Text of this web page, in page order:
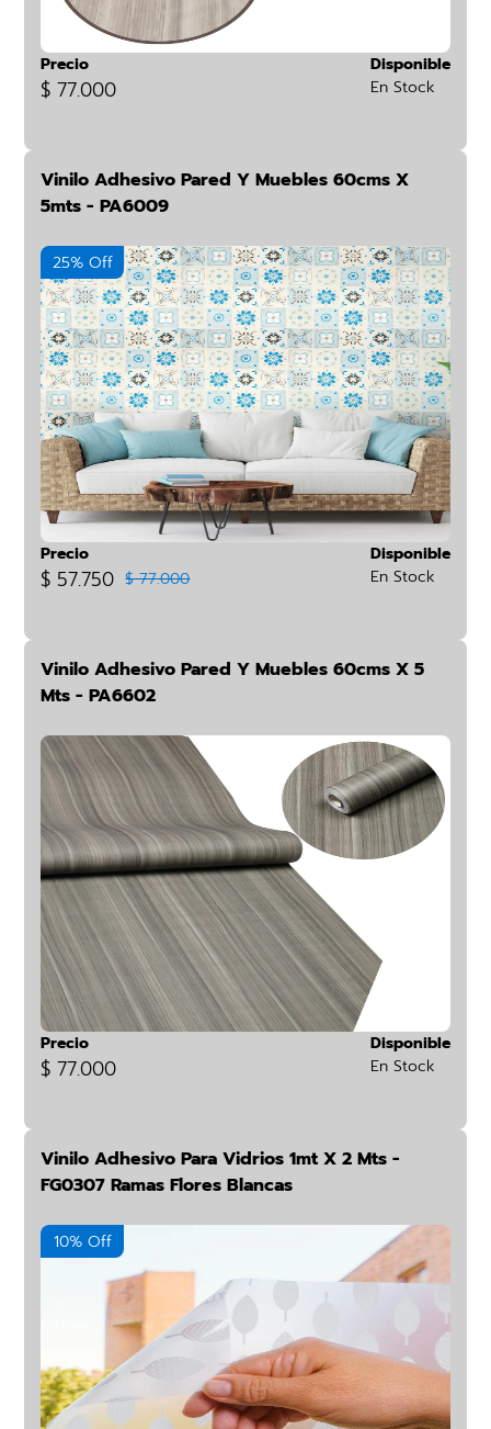
Precio
$ 77.000
Disponible
En Stock
Vinilo Adhesivo Pared Y Muebles 60cms X
5mts - PA6009
25% Off
Precio
$ 57.750 $ 77.000
Disponible
En Stock
Vinilo Adhesivo Pared Y Muebles 60cms X 5
Mts - PA6602
Precio
$ 77.000
Disponible
En Stock
Vinilo Adhesivo Para Vidrios 1mt X 2 Mts -
FG0307 Ramas Flores Blancas
10% Off